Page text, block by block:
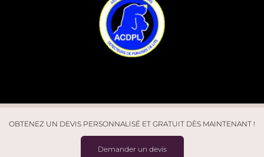
© Punaises Expert 2026. Tous droits réservés | Site créé par
Marchal| Design parStudio J7
OBTENEZ UN DEVIS PERSONNALISÉ ET GRATUIT DÈS MAINTENANT !
Demander un devis